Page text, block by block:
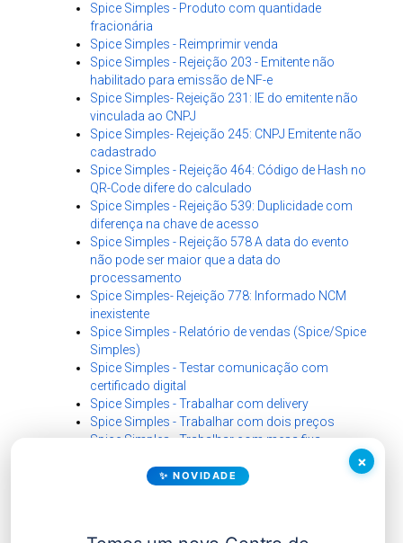
×
✨ NOVIDADE
Spice Simples - Produto com quantidade
fracionária
Spice Simples - Reimprimir venda
Spice Simples - Rejeição 203 - Emitente não
habilitado para emissão de NF-e
Spice Simples- Rejeição 231: IE do emitente não
vinculada ao CNPJ
Spice Simples- Rejeição 245: CNPJ Emitente não
cadastrado
Spice Simples - Rejeição 464: Código de Hash no
QR-Code difere do calculado
Spice Simples - Rejeição 539: Duplicidade com
diferença na chave de acesso
Spice Simples - Rejeição 578 A data do evento
não pode ser maior que a data do
processamento
Spice Simples- Rejeição 778: Informado NCM
inexistente
Spice Simples - Relatório de vendas (Spice/Spice
Simples)
Spice Simples - Testar comunicação com
certificado digital
Spice Simples - Trabalhar com delivery
Spice Simples - Trabalhar com dois preços
Spice Simples - Trabalhar com mesa fixa
para emitir NFC-e